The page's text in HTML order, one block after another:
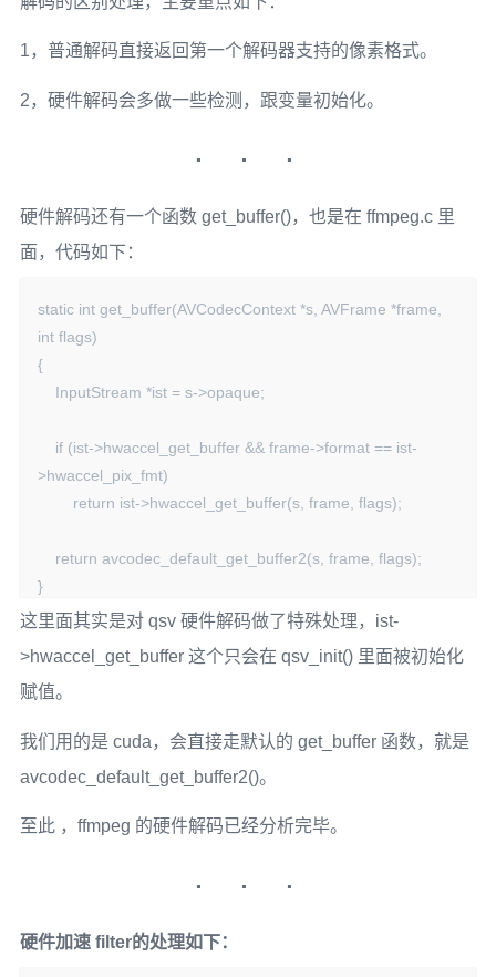
1，普通解码直接返回第一个解码器支持的像素格式。
2，硬件解码会多做一些检测，跟变量初始化。
硬件解码还有一个函数 get_buffer()，也是在 ffmpeg.c 里
面，代码如下：
static int get_buffer(AVCodecContext *s, AVFrame *frame,
int flags)
{
>hwaccel_pix_fmt)
}
这里面其实是对 qsv 硬件解码做了特殊处理，ist-
>hwaccel_get_buffer 这个只会在 qsv_init() 里面被初始化
赋值。
我们用的是 cuda，会直接走默认的 get_buffer 函数，就是
avcodec_default_get_buffer2()。
至此 ，ffmpeg 的硬件解码已经分析完毕。
硬件加速 filter的处理如下：